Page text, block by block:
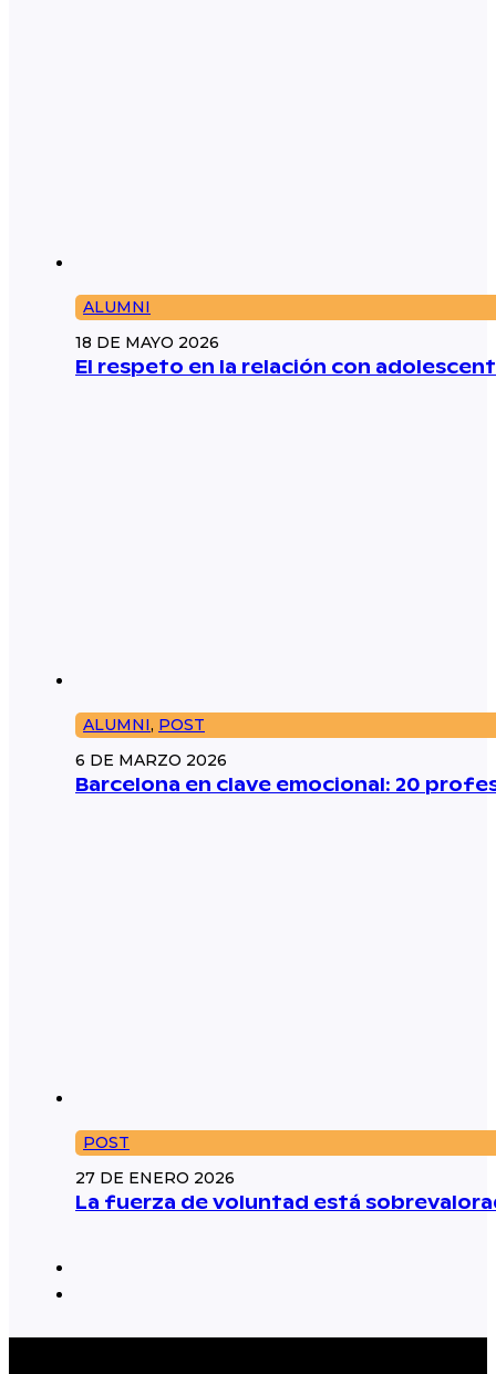
ALUMNI
18 DE MAYO 2026
El respeto en la relación con
ALUMNI, POST
6 DE MARZO 2026
Barcelona en clave emocional: 20
POST
27 DE ENERO 2026
La fuerza de voluntad está